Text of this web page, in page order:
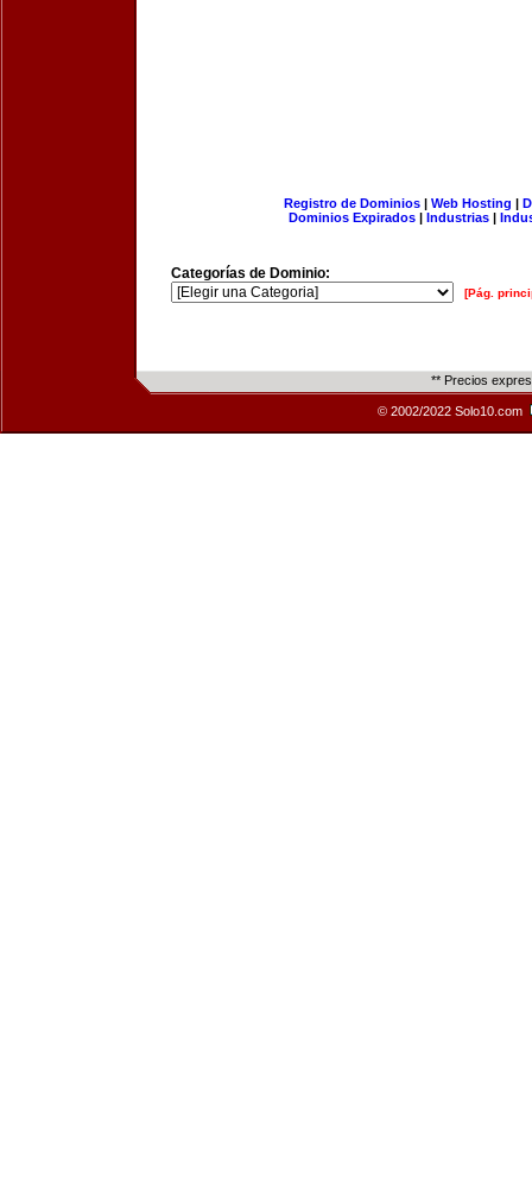
Registro de Dominios| Web Hosting |
Dominios Expirados | Industrias |
Categorías de Dominio:
[Pág.
** Precios
© 2002/2022 Solo10.com